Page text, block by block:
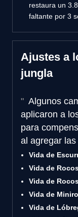
restaura un
faltante por 3
Ajustes a
jungla
Algunos
aplicaron a
para
al agregar
Vida de
Vida de
Vida de
Vida de
Vida de